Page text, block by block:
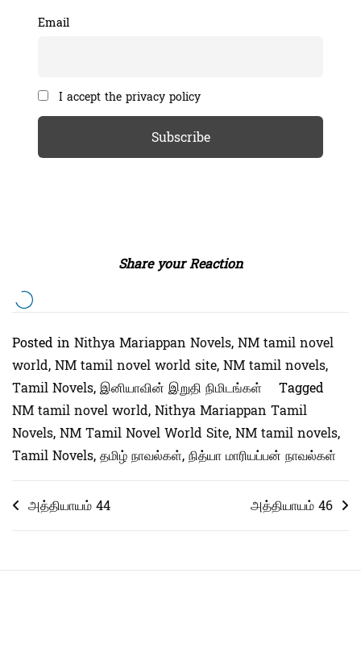
Email
I accept the privacy policy
Share your Reaction
Posted in Nithya Mariappan Novels,NM tamil novel
world,NM tamil novel world site,NM tamil novels,
Tamil Novels,இனியாவின் இறுதி நிமிடங்கள்
Tagged
NM tamil novel world,Nithya Mariappan Tamil
Novels,NM Tamil Novel World Site,NM tamil novels,
Tamil Novels,தமிழ் நாவல்கள்,நித்யா மாரியப்பன் நாவல்கள்
Post
அத்தியாயம் 44 அத்தியாயம் 46